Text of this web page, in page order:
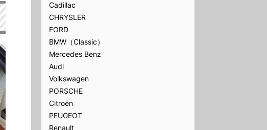
Cadillac
CHRYSLER
FORD
BMW（Classic）
Mercedes Benz
Audi
Volkswagen
PORSCHE
Citroën
PEUGEOT
Renault